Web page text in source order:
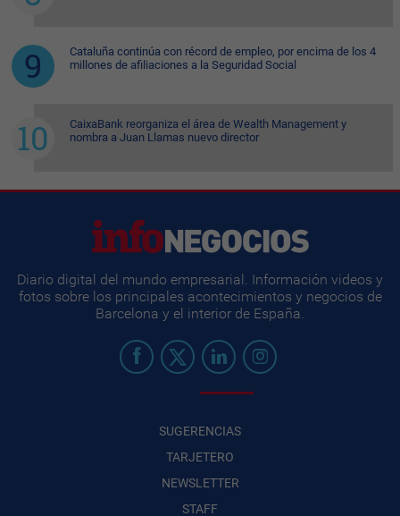
Cataluña continúa con récord de empleo, por encima de los 4
millones de afiliaciones a la Seguridad Social
CaixaBank reorganiza el área de Wealth Management y
nombra a Juan Llamas nuevo director
Diario digital del mundo empresarial. Información videos y
fotos sobre los principales acontecimientos y negocios de
Barcelona y el interior de España.
SUGERENCIAS
TARJETERO
NEWSLETTER
STAFF